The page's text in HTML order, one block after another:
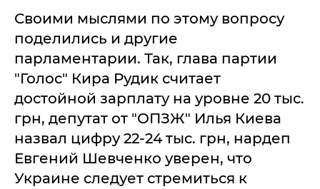
Своими мыслями по этому вопросу
поделились и другие
парламентарии. Так, глава партии
"Голос" Кира Рудик считает
достойной зарплату на уровне 20 тыс.
грн, депутат от "ОПЗЖ" Илья Киева
назвал цифру 22-24 тыс. грн, нардеп
Евгений Шевченко уверен, что
Украине следует стремиться к